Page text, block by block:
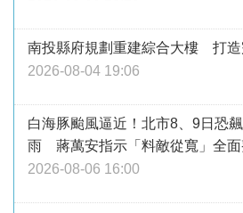
南投縣府規劃重建綜合大樓 打造
2026-08-04 19:06
白海豚颱風逼近！北市8、9日恐
雨 蔣萬安指示「料敵從寬」全面
2026-08-06 16:00